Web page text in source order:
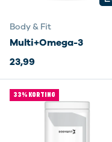
Body & Fit
Multi+Omega-3
23,99
33% KORTING